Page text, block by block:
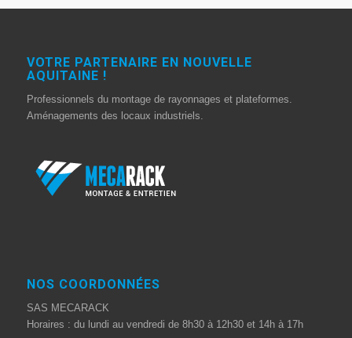
VOTRE PARTENAIRE EN NOUVELLE
AQUITAINE !
Professionnels du montage de rayonnages et plateformes.
Aménagements des locaux industriels.
NOS COORDONNÉES
SAS MECARACK
Horaires : du lundi au vendredi de 8h30 à 12h30 et 14h à 17h